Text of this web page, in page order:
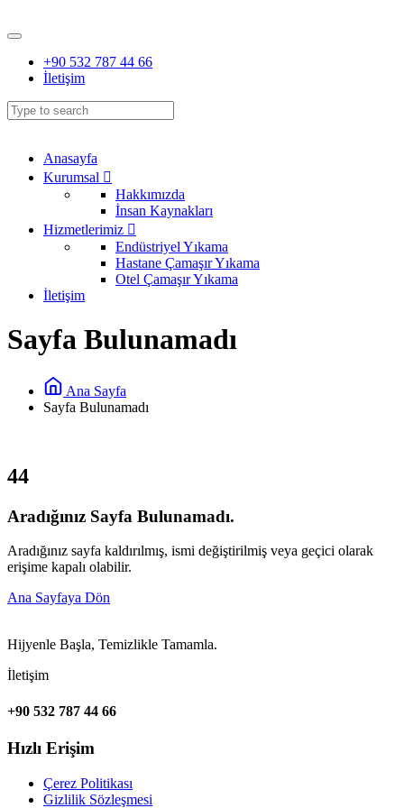
+90 532 787 44 66
İletişim
Anasayfa
Kurumsal
Hakkımızda
İnsan Kaynakları
Hizmetlerimiz
Endüstriyel Yıkama
Hastane Çamaşır Yıkama
Otel Çamaşır Yıkama
İletişim
Sayfa Bulunamadı
Ana Sayfa
Sayfa Bulunamadı
44
Aradığınız Sayfa Bulunamadı.
Aradığınız sayfa kaldırılmış, ismi değiştirilmiş veya geçici olarak
erişime kapalı olabilir.
Ana Sayfaya Dön
Hijyenle Başla, Temizlikle Tamamla.
İletişim
+90 532 787 44 66
Hızlı Erişim
Çerez Politikası
Gizlilik Sözleşmesi